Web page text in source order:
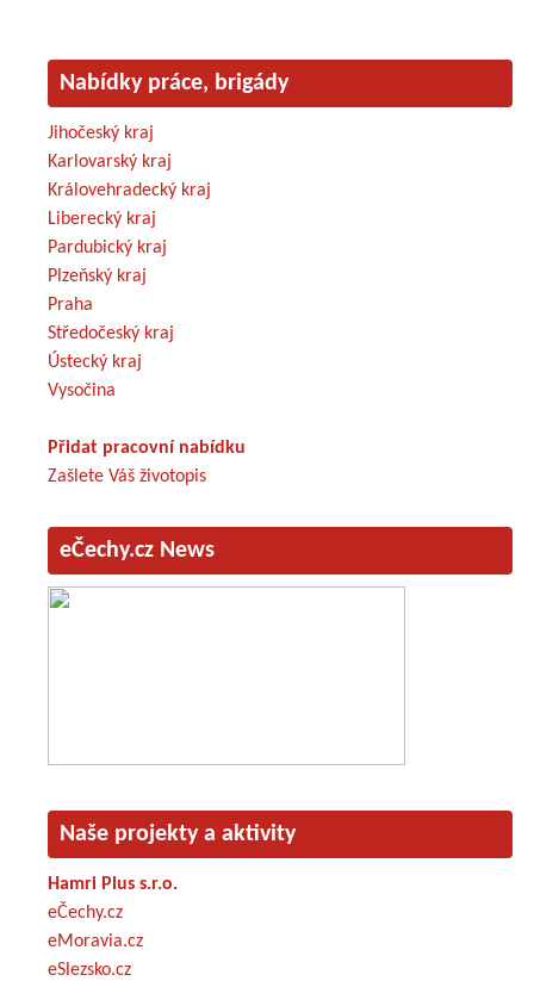
Nabídky práce, brigády
Jihočeský kraj
Karlovarský kraj
Královehradecký kraj
Liberecký kraj
Pardubický kraj
Plzeňský kraj
Praha
Středočeský kraj
Ústecký kraj
Vysočina
Přidat pracovní nabídku
Zašlete Váš životopis
eČechy.cz News
Naše projekty a aktivity
Hamri Plus s.r.o.
eČechy.cz
eMoravia.cz
eSlezsko.cz